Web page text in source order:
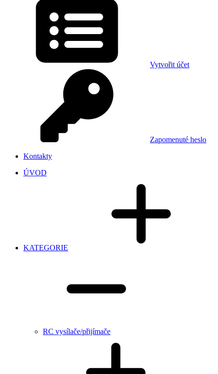
Vytvořit účet
Zapomenuté heslo
Kontakty
ÚVOD
KATEGORIE
RC vysílače/přijímače